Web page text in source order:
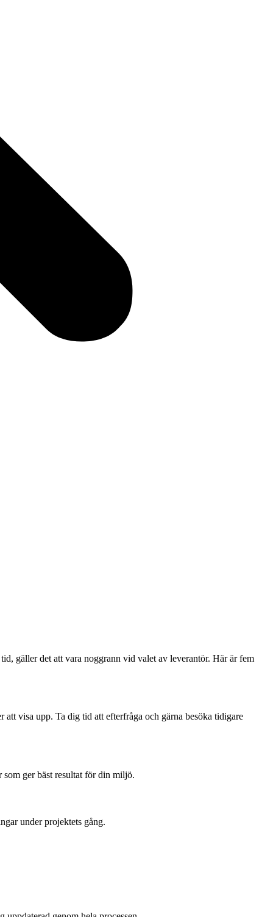
gäller det att vara noggrann vid valet av leverantör. Här är fem
visa upp. Ta dig tid att efterfråga och gärna besöka tidigare
ger bäst resultat för din miljö.
under projektets gång.